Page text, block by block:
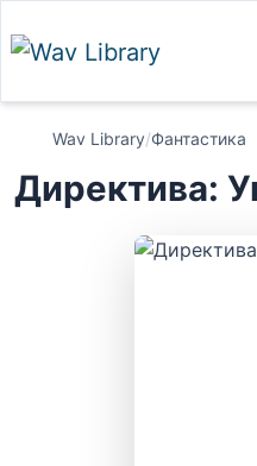
Wav Library/Фантастика
Директива: